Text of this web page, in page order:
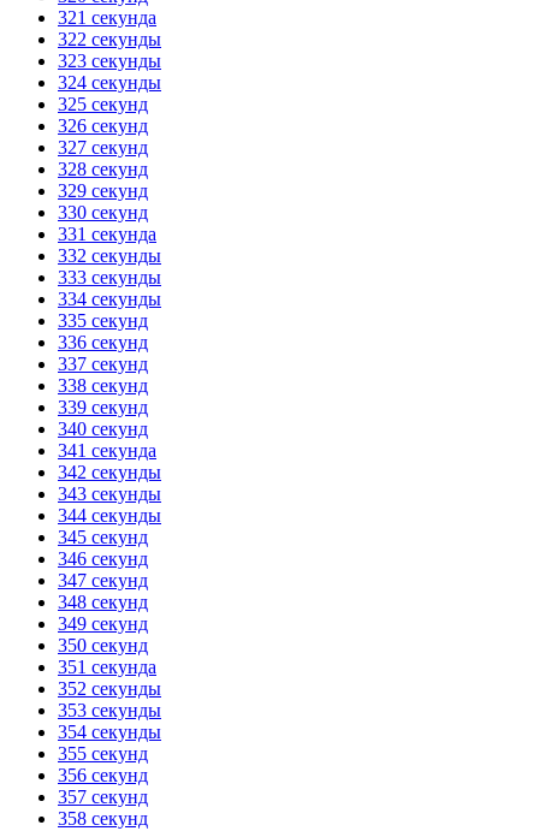
321 секунда
322 секунды
323 секунды
324 секунды
325 секунд
326 секунд
327 секунд
328 секунд
329 секунд
330 секунд
331 секунда
332 секунды
333 секунды
334 секунды
335 секунд
336 секунд
337 секунд
338 секунд
339 секунд
340 секунд
341 секунда
342 секунды
343 секунды
344 секунды
345 секунд
346 секунд
347 секунд
348 секунд
349 секунд
350 секунд
351 секунда
352 секунды
353 секунды
354 секунды
355 секунд
356 секунд
357 секунд
358 секунд